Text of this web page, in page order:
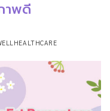
าพดี